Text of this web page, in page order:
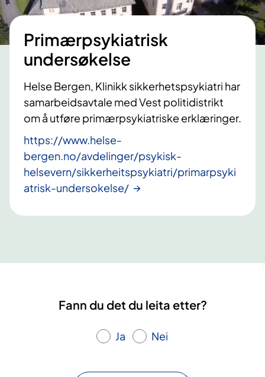
Primærpsykiatrisk
undersøkelse
Helse Bergen, Klinikk sikkerhetspsykiatri har
samarbeidsavtale med Vest politidistrikt
om å utføre primærpsykiatriske erklæringer.
https://www.helse-
bergen.no/avdelinger/psykisk-
helsevern/sikkerheitspsykiatri/primarpsyki
atrisk-undersokelse/
Fann du det du leita etter?
Ja Nei